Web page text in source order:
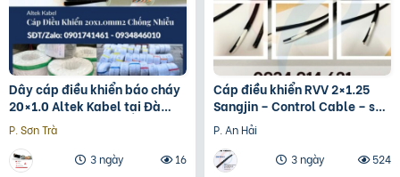
Dây cáp điều khiển báo cháy
20×1.0 Altek Kabel tại Đà
Nẵng
P. Sơn Trà
3 ngày
16
Cáp điều khiển RVV 2×1.25
Sangjin – Control Cable – sẵn
hàng kho HCM
P. An Hải
3 ngày
524